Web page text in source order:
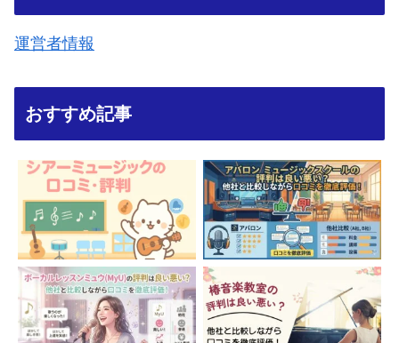
運営者情報
おすすめ記事